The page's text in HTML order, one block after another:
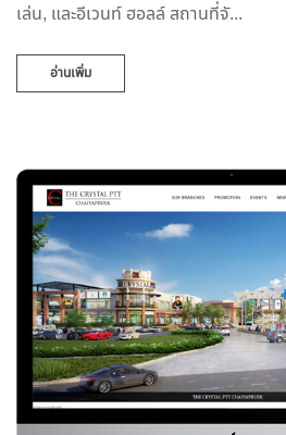
เล่น, และอีเวนท์ ฮอลล์ สถานที่จั...
อ่านเพิ่ม